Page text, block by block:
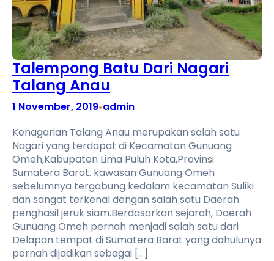
Talempong Batu Dari Nagari
Talang Anau
1 November, 2019•admin
Kenagarian Talang Anau merupakan salah satu
Nagari yang terdapat di Kecamatan Gunuang
Omeh,Kabupaten Lima Puluh Kota,Provinsi
Sumatera Barat. kawasan Gunuang Omeh
sebelumnya tergabung kedalam kecamatan Suliki
dan sangat terkenal dengan salah satu Daerah
penghasil jeruk siam.Berdasarkan sejarah, Daerah
Gunuang Omeh pernah menjadi salah satu dari
Delapan tempat di Sumatera Barat yang dahulunya
pernah dijadikan sebagai […]